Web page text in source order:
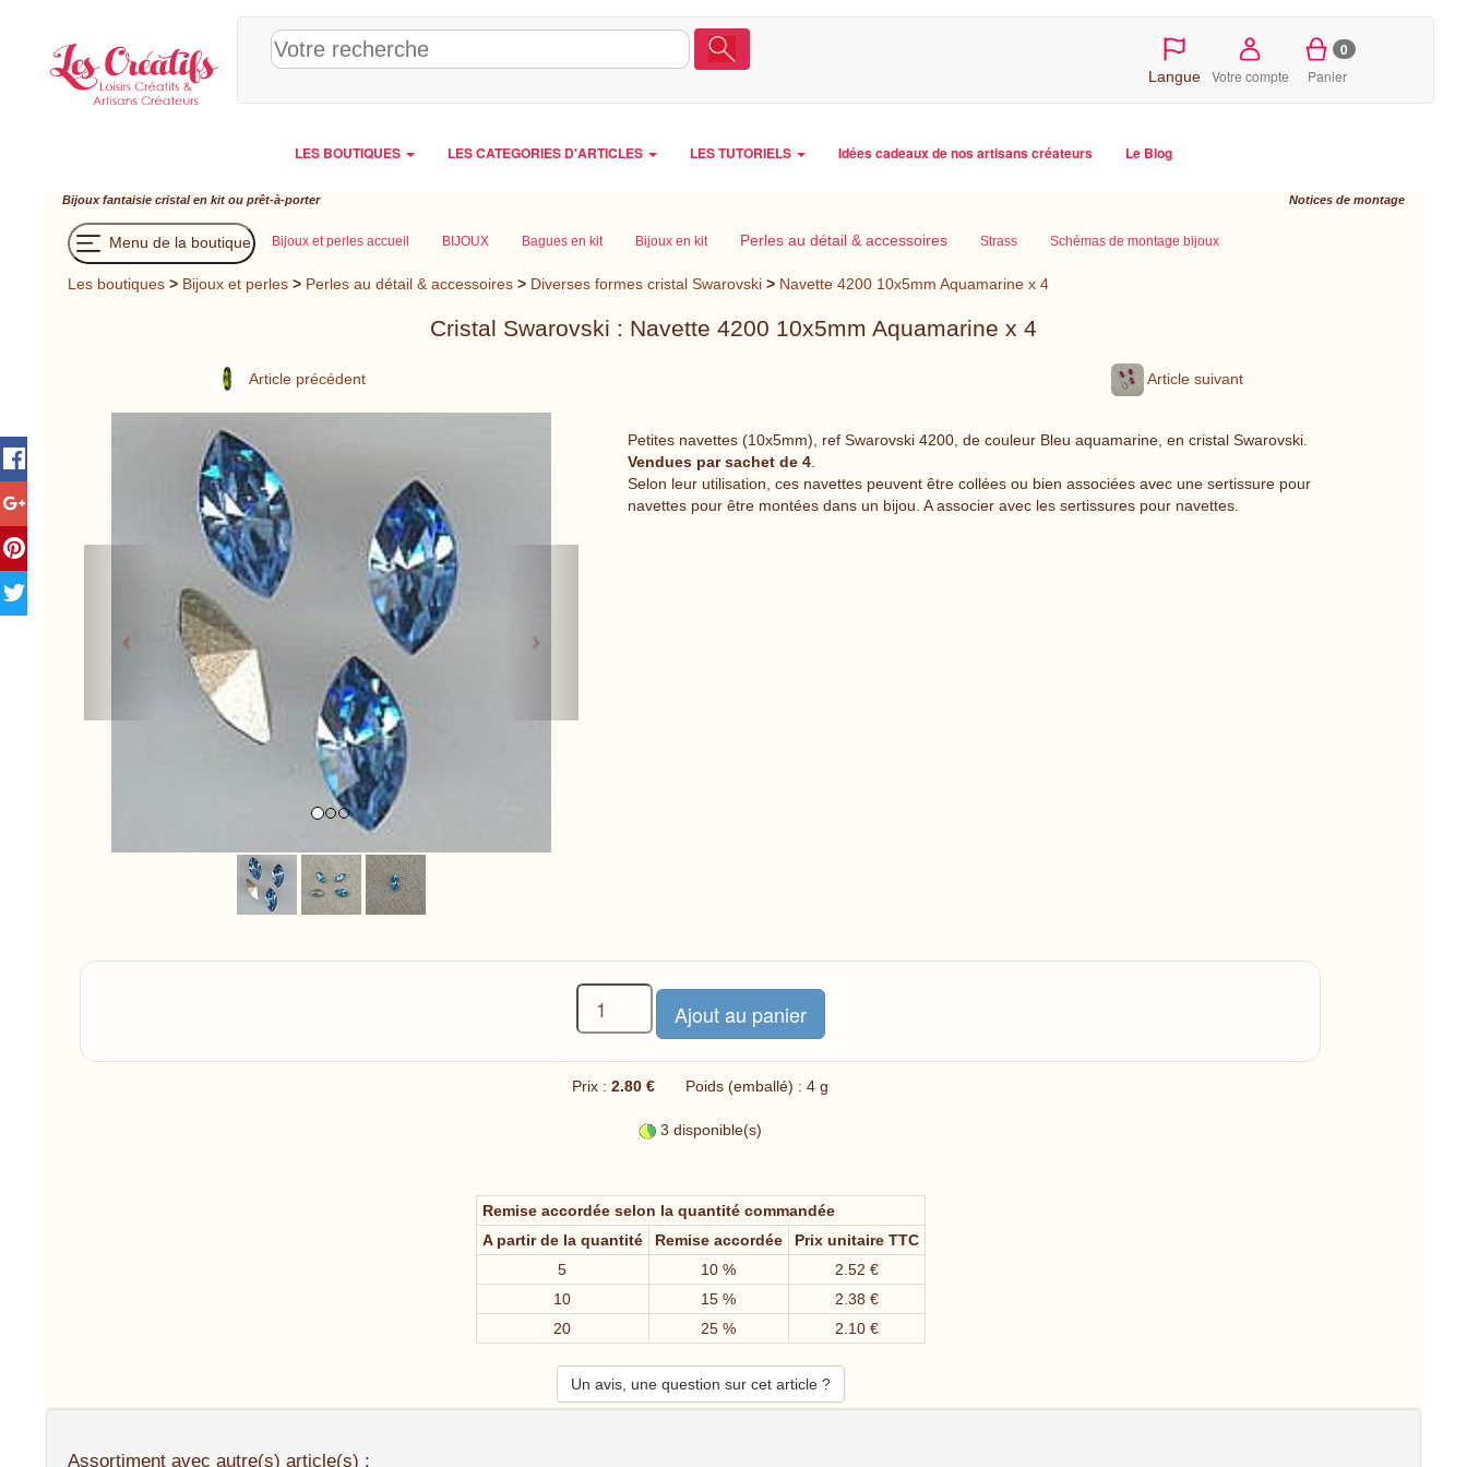
Langue Votre compte
0
Panier
LES BOUTIQUES LES CATEGORIES D'ARTICLES LES TUTORIELS Idées cadeaux de nos artisans créateurs Le Blog
Bijoux fantaisie cristal en kit ou prêt-à-porter Notices de montage
Menu de la boutique Bijoux et perles accueil BIJOUX Bagues en kit Bijoux en kit Perles au détail & accessoires Strass Schémas de montage bijoux
Les boutiques > Bijoux et perles > Perles au détail & accessoires > Diverses formes cristal Swarovski > Navette 4200 10x5mm Aquamarine x 4
Cristal Swarovski : Navette 4200 10x5mm Aquamarine x 4
Article précédent Article suivant
Petites navettes (10x5mm), ref Swarovski 4200, de couleur Bleu aquamarine, en cristal Swarovski.
Vendues par sachet de 4.
Selon leur utilisation, ces navettes peuvent être collées ou bien associées avec une sertissure pour
navettes pour être montées dans un bijou. A associer avec les sertissures pour navettes.
Prix : 2.80 € Poids (emballé) : 4 g
3 disponible(s)
Remise accordée selon la quantité commandée
A partir de la quantité
Remise accordée
Prix unitaire TTC
5
10 %
2.52 €
10
15 %
2.38 €
20
25 % 2.10 €
Un avis, une question sur cet article ?
Assortiment avec autre(s) article(s) :